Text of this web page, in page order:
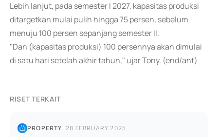
Lebih lanjut, pada semester I 2027, kapasitas produksi
ditargetkan mulai pulih hingga 75 persen, sebelum
menuju 100 persen sepanjang semester II.
"Dan (kapasitas produksi) 100 persennya akan dimulai
di satu hari setelah akhir tahun," ujar Tony. (end/ant)
RISET TERKAIT
PROPERTY|28 FEBRUARY 2025